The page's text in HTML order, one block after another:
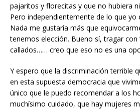
pajaritos y florecitas y que no hubiera
Pero independientemente de lo que yo
Nada me gustaría más que
tenemos elección. Bueno sí, tragar
callados…… creo que eso no es una
Y espero que la discriminación terrible
en esta supuesta democracia que
único que le puedo recomendar a los
muchísimo cuidado, que hay mujeres